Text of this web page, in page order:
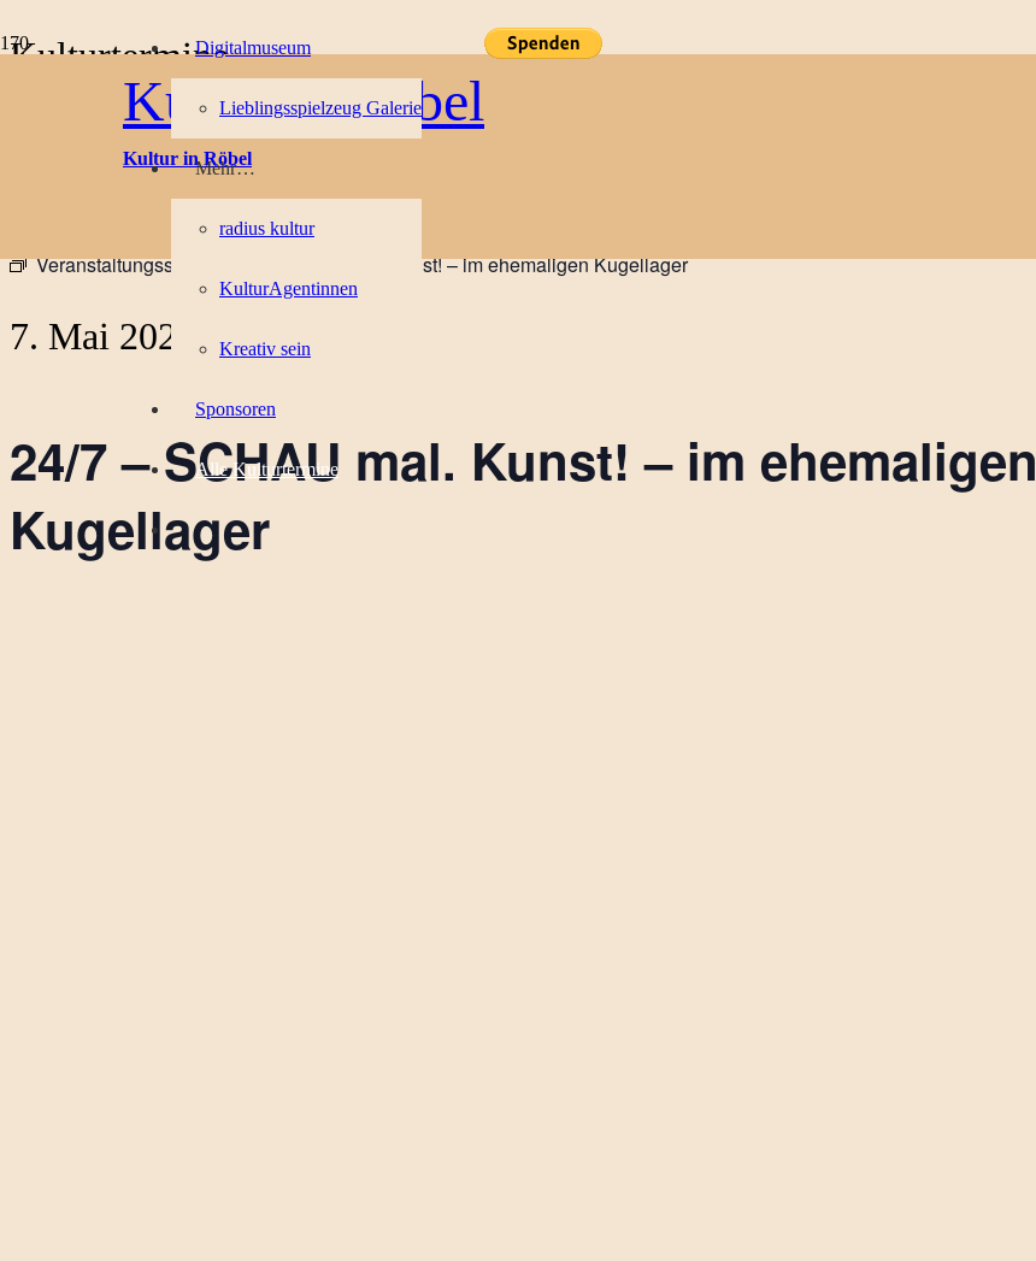
Kultur in Röbel
Kultur in Röbel
Digitalmuseum
Lieblingsspielzeug Galerie
Mehr…
radius kultur
KulturAgentinnen
Kreativ sein
Sponsoren
Alle Kulturtermine
Kulturtermine
« Alle Veranstaltungen
Veranstaltungsserie: 24/7 – SCHAU mal. Kunst! – im ehemaligen Kugellager
7. Mai 2022
24/7 – SCHAU mal. Kunst! – im ehemaligen
Kugellager